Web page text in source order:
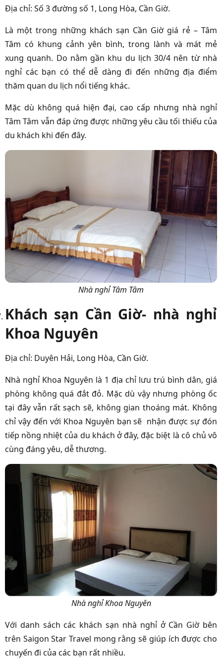
Địa chỉ: Số 3 đường số 1, Long Hòa, Cần Giờ.
Là một trong những khách sạn Cần Giờ giá rẻ – Tâm
Tâm có khung cảnh yên bình, trong lành và mát mẻ
xung quanh. Do nằm gần khu du lịch 30/4 nên từ nhà
nghỉ các bạn có thể dễ dàng đi đến những địa điểm
thăm quan du lịch nổi tiếng khác.
Mặc dù không quá hiện đại, cao cấp nhưng nhà nghỉ
Tâm Tâm vẫn đáp ứng được những yêu cầu tối thiếu của
du khách khi đến đây.
Nhà nghỉ Tâm Tâm
Khách sạn Cần Giờ- nhà nghỉ
Khoa Nguyên
Địa chỉ: Duyên Hải, Long Hòa, Cần Giờ.
Nhà nghỉ Khoa Nguyên là 1 địa chỉ lưu trú bình dân, giá
phòng không quá đắt đỏ. Mặc dù vậy nhưng phòng ốc
tại đây vẫn rất sạch sẽ, không gian thoáng mát. Không
chỉ vậy đến với Khoa Nguyên bạn sẽ nhận được sự đón
tiếp nồng nhiệt của du khách ở đây, đặc biệt là cô chủ vô
cùng đáng yêu, dễ thương.
Nhà nghỉ Khoa Nguyên
Với danh sách các khách sạn nhà nghỉ ở Cần Giờ bên
trên Saigon Star Travel mong rằng sẽ giúp ích được cho
chuyến đi của các bạn rất nhiều.